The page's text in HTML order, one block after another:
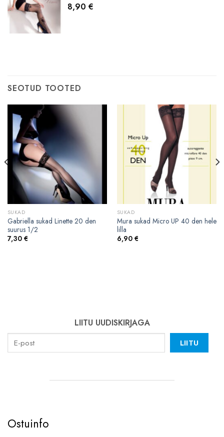
8,90 €
SEOTUD TOOTED
SUKAD
Gabriella sukad Linette 20 den
suurus 1/2
7,30 €
SUKAD
Mura sukad Micro UP 40 den hele
lilla
6,90 €
LIITU UUDISKIRJAGA
LIITU
Ostuinfo